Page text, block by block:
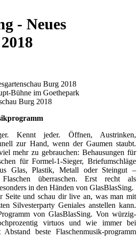
- Neues
Burg 2018
Bühne im Goethepark
Burg 2018
Kennt jeder. Öffnen, Austrinken,
zur Hand, wenn der Gaumen staubt.
mehr zu gebrauchen: Behausungen für
für Formel-1-Sieger, Briefumschläge
Glas, Plastik, Metall oder Steingut –
Flaschen überraschen. Erst recht als
in den Händen von GlasBlasSing.
Seite und schau dir live an, was man mit
Silvesterparty Geniales anstellen kann.
von GlasBlasSing. Von würzig-
virtuos und wie immer bei
beste Flaschenmusik-programm